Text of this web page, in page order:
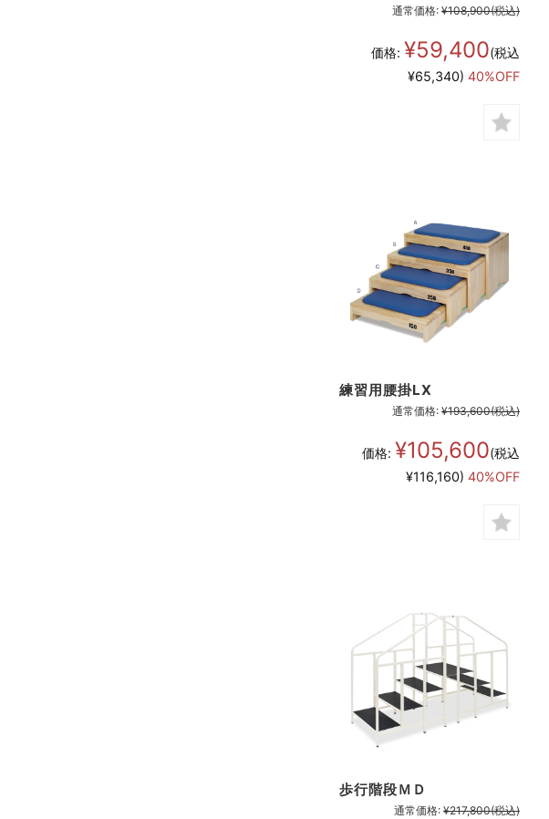
通常価格: ¥108,900(税込)
価格: ¥59,400(税込
¥65,340) 40%OFF
練習用腰掛LX
通常価格: ¥193,600(税込)
価格: ¥105,600(税込
¥116,160) 40%OFF
歩行階段ＭＤ
通常価格: ¥217,800(税込)